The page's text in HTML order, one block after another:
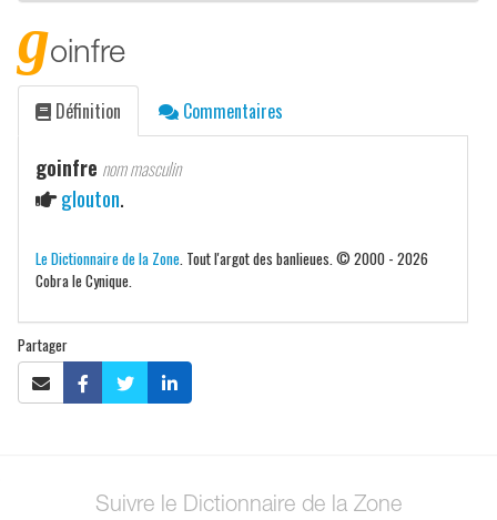
goinfre
Définition Commentaires
goinfre nom masculin
glouton.
Le Dictionnaire de la Zone . Tout l'argot des banlieues. © 2000 - 2026
Cobra le Cynique.
Partager
Suivre le Dictionnaire de la Zone